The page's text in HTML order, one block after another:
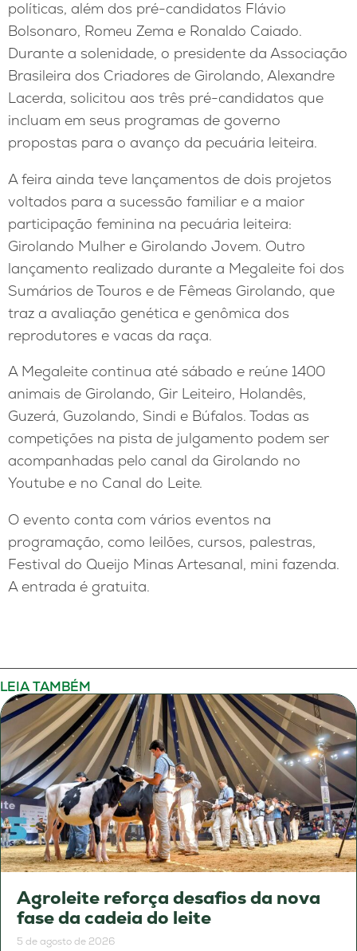
políticas, além dos pré-candidatos Flávio
Bolsonaro, Romeu Zema e Ronaldo Caiado.
Durante a solenidade, o presidente da Associação
Brasileira dos Criadores de Girolando, Alexandre
Lacerda, solicitou aos três pré-candidatos que
incluam em seus programas de governo
propostas para o avanço da pecuária leiteira.
A feira ainda teve lançamentos de dois projetos
voltados para a sucessão familiar e a maior
participação feminina na pecuária leiteira:
Girolando Mulher e Girolando Jovem. Outro
lançamento realizado durante a Megaleite foi dos
Sumários de Touros e de Fêmeas Girolando, que
traz a avaliação genética e genômica dos
reprodutores e vacas da raça.
A Megaleite continua até sábado e reúne 1400
animais de Girolando, Gir Leiteiro, Holandês,
Guzerá, Guzolando, Sindi e Búfalos. Todas as
competições na pista de julgamento podem ser
acompanhadas pelo canal da Girolando no
Youtube e no Canal do Leite.
O evento conta com vários eventos na
programação, como leilões, cursos, palestras,
Festival do Queijo Minas Artesanal, mini fazenda.
A entrada é gratuita.
LEIA TAMBÉM
Agroleite reforça desafios da nova
fase da cadeia do leite
5 de agosto de 2026